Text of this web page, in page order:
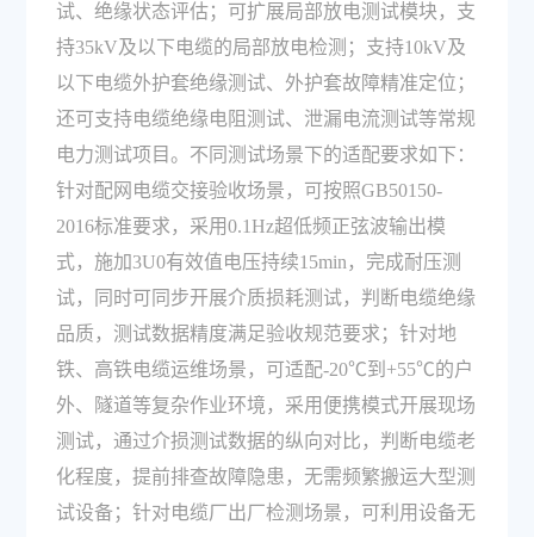
试、绝缘状态评估；可扩展局部放电测试模块，支
持35kV及以下电缆的局部放电检测；支持10kV及
以下电缆外护套绝缘测试、外护套故障精准定位；
还可支持电缆绝缘电阻测试、泄漏电流测试等常规
电力测试项目。不同测试场景下的适配要求如下：
针对配网电缆交接验收场景，可按照GB50150-
2016标准要求，采用0.1Hz超低频正弦波输出模
式，施加3U0有效值电压持续15min，完成耐压测
试，同时可同步开展介质损耗测试，判断电缆绝缘
品质，测试数据精度满足验收规范要求；针对地
铁、高铁电缆运维场景，可适配-20℃到+55℃的户
外、隧道等复杂作业环境，采用便携模式开展现场
测试，通过介损测试数据的纵向对比，判断电缆老
化程度，提前排查故障隐患，无需频繁搬运大型测
试设备；针对电缆厂出厂检测场景，可利用设备无